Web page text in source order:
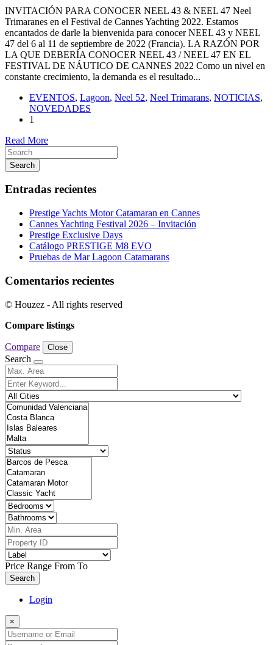
INVITACIÓN PARA CONOCER NEEL 43 & NEEL 47 Neel
Trimaranes en el Festival de Cannes Yachting 2022. Estamos
encantados de darle la bienvenida para conocer NEEL 43 y NEEL
47 del 6 al 11 de septiembre de 2022 (Francia). LA RAZÓN POR
LA QUE DEBERÍA CONOCER NEEL 43 / NEEL 47 EN EL
FESTIVAL DE NÁUTICO DE CANNES 2022 Como un nivel en
constante crecimiento, la demanda es el resultado...
EVENTOS, Lagoon, Neel 52, Neel Trimarans, NOTICIAS,
NOVEDADES
1
Read More
Search
Entradas recientes
Prestige Yachts Motor Catamaran en Cannes
Cannes Yachting Festival 2026 – Invitación
Prestige Exclusive Days
Catálogo PRESTIGE M8 EVO
Pruebas de Mar Lagoon Catamarans
Comentarios recientes
© Houzez - All rights reserved
Compare listings
Compare Close
Search
Price Range From To
Search
Login
×